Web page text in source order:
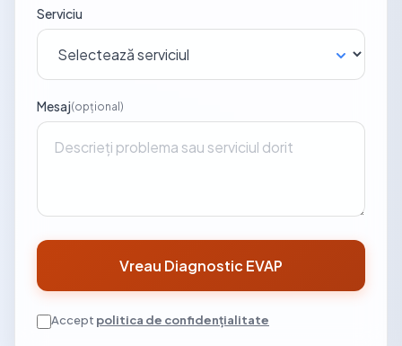
Serviciu
Mesaj(opțional)
Vreau Diagnostic EVAP
Accept politica de confidențialitate